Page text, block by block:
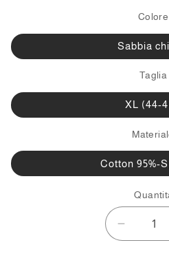
Colore
Sabbia
Taglia
XL (44-
Cotton 95%-
quantità